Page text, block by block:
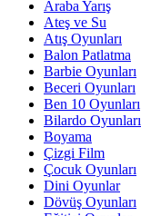
Araba Yarış
Ateş ve Su
Atış Oyunları
Balon Patlatma
Barbie Oyunları
Beceri Oyunları
Ben 10 Oyunları
Bilardo Oyunları
Boyama
Çizgi Film
Çocuk Oyunları
Dini Oyunlar
Dövüş Oyunları